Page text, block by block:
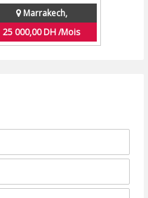
Marrakech,
25 000,00 DH /Mois